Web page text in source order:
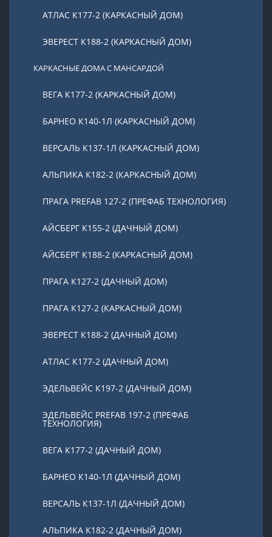
АТЛАС К177-2 (КАРКАСНЫЙ ДОМ)
ЭВЕРЕСТ К188-2 (КАРКАСНЫЙ ДОМ)
КАРКАСНЫЕ ДОМА С МАНСАРДОЙ
ВЕГА К177-2 (КАРКАСНЫЙ ДОМ)
БАРНЕО К140-1Л (КАРКАСНЫЙ ДОМ)
ВЕРСАЛЬ К137-1Л (КАРКАСНЫЙ ДОМ)
АЛЬПИКА К182-2 (КАРКАСНЫЙ ДОМ)
ПРАГА PREFAB 127-2 (ПРЕФАБ ТЕХНОЛОГИЯ)
АЙСБЕРГ К155-2 (ДАЧНЫЙ ДОМ)
АЙСБЕРГ К188-2 (КАРКАСНЫЙ ДОМ)
ПРАГА К127-2 (ДАЧНЫЙ ДОМ)
ПРАГА К127-2 (КАРКАСНЫЙ ДОМ)
ЭВЕРЕСТ К188-2 (ДАЧНЫЙ ДОМ)
АТЛАС К177-2 (ДАЧНЫЙ ДОМ)
ЭДЕЛЬВЕЙС К197-2 (ДАЧНЫЙ ДОМ)
ЭДЕЛЬВЕЙС PREFAB 197-2 (ПРЕФАБ
ТЕХНОЛОГИЯ)
ВЕГА К177-2 (ДАЧНЫЙ ДОМ)
БАРНЕО К140-1Л (ДАЧНЫЙ ДОМ)
ВЕРСАЛЬ К137-1Л (ДАЧНЫЙ ДОМ)
АЛЬПИКА К182-2 (ДАЧНЫЙ ДОМ)